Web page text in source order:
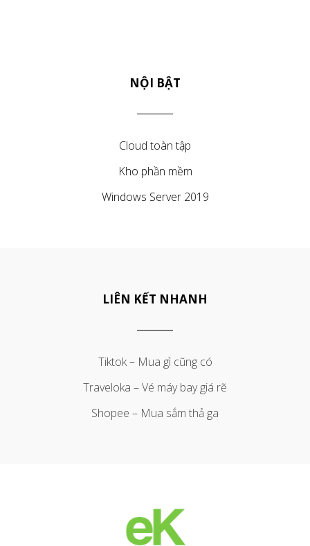
NỘI BẬT
Cloud toàn tập
Kho phần mềm
Windows Server 2019
LIÊN KẾT NHANH
Tiktok – Mua gì cũng có
Traveloka – Vé máy bay giá rẽ
Shopee – Mua sắm thả ga